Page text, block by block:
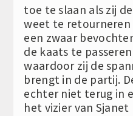
toe te slaan als zij
weet te retourneren
een zwaar
de kaats te
waardoor zij de
brengt in de partij.
echter niet terug in
het vizier van